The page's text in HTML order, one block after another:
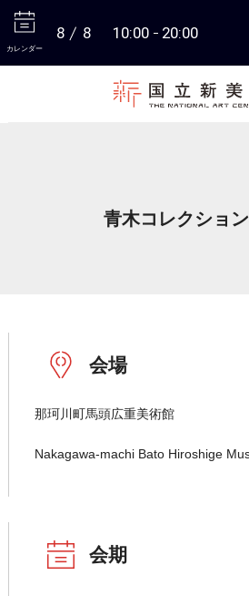
カレンダー
8 8 10:00 20:00
青木コレクショ
会場
那珂川町馬頭広重美術館
Nakagawa-machi Bato Hiroshige
会期